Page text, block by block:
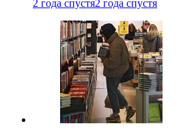
2 года спустя2 года спустя